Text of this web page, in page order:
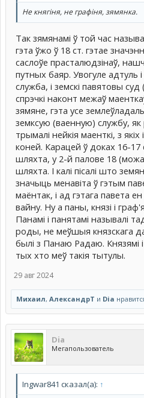
Не княгіня, не графіня, зямянка.
Так зямянамі ў той час
гэта ўжо ў 18 ст. гэтае
саслоўе прасталюдзінаў,
путных баяр. Увогуле адтуль
служба, і земскі павятовы суд
спрэчкі наконт межаў
зямяне, гэта усе
земксую (ваенную) службу,
трымалі нейкія маенткі, з якіх
коней. Карацей ў доках 16-17
шляхта, у 2-й палове 18
шляхта. І калі пісалі што
значыць менавіта ў гэтым
маёнтак, і ад гэтага павета ен
вайну. Ну а паны, князі і
Панамі і панятамі называлі
роды, не меўшыя князскага
былі з Панаю Радаю. Князямі
тых хто меў такія тытулы.
29 авг 2024
Михаил, АлександрТ и Dia
Dia
Мегапользователь
Ingwar841 сказал(а): ↑